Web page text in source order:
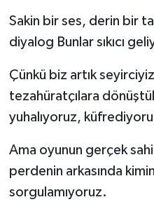
Sakin bir ses, derin bir
diyalog Bunlar sıkıcı
Çünkü biz artık
tezahüratçılara
yuhalıyoruz,
Ama oyunun gerçek
perdenin arkasında
sorgulamıyoruz.